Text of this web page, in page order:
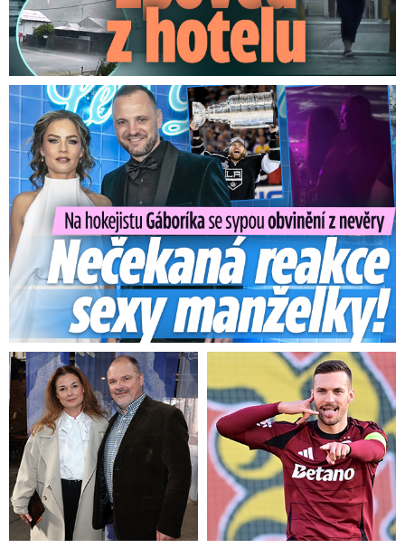
Na Gáboríka se sypou obvinění z nevěry: Reakce manželky!